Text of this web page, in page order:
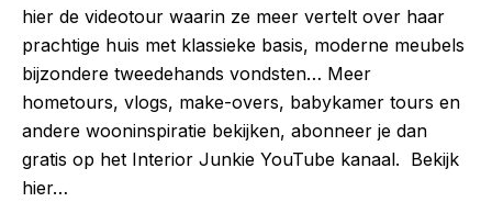
hier de videotour waarin ze meer vertelt over haar
prachtige huis met klassieke basis, moderne meubels
bijzondere tweedehands vondsten… Meer
hometours, vlogs, make-overs, babykamer tours en
andere wooninspiratie bekijken, abonneer je dan
gratis op het Interior Junkie YouTube kanaal. Bekijk
hier…